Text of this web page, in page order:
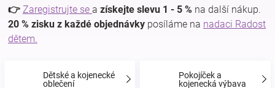
a
👉 Zaregistrujte se a získejte slevu 1 - 5 % na další nákup.
20 % zisku z každé objednávky posíláme na nadaci Radost
dětem.
Dětské a kojenecké
oblečení
Pokojíček a
kojenecká výbava